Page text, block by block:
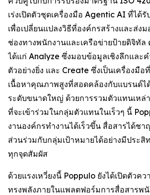
เร่งเปิดตัวชุดเครื่องมือ Agentic AI ที่ได้
เพื่อเปลี่ยนแปลงวิธีที่องค์กรสร้างและส่ง
ช่องทางพนักงานและเครือข่ายป้ายดิจิทัล
ได้แก่ Analyze ซึ่งมอบข้อมูลเชิงลึกและ
ตัวอย่างยิ่ง และ Create ซึ่งเป็นเครื่องมือ
เนื้อหาคุณภาพสูงที่สอดคล้องกับแบรนด์ได้
ระดับขนาดใหญ่ ด้วยการรวมตัวแทนเหล่
ที่จะเข้าร่วมในกลุ่มตัวแทนในเร็วๆ นี้
งานองค์กรทำงานได้เร็วขึ้น สื่อสารได้ช
ส่วนร่วมกับกลุ่มเป้าหมายได้อย่างมีประ
ทุกจุดสัมผัส
ด้วยแรงเหวี่ยงนี้ Poppulo ยังได้เปิดตัวค
ทรงพลังภายในแพลตฟอร์มการสื่อสารพ